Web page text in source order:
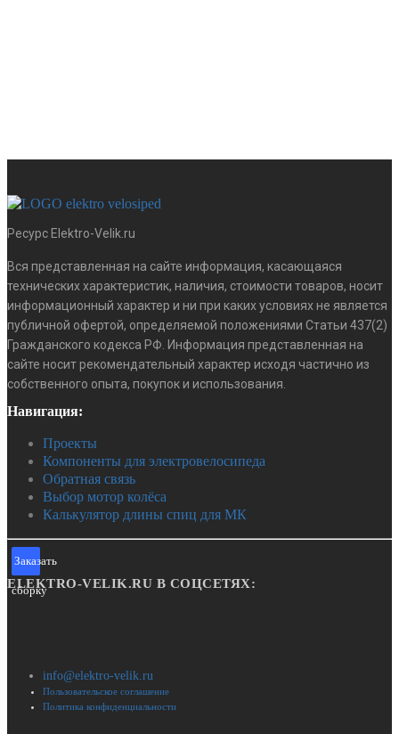
ЗАРЯДНОЕ УСТРОЙСТВО ДЛЯ АКБ LIFEPO4 8S 29,2V
2806
ЗАРЯДНОЕ УСТРОЙСТВО ДЛЯ АКБ LIFEPO4 20S 73V
Ресурс Elektro-Velik.ru
Вся представленная на сайте информация, касающаяся
технических характеристик, наличия, стоимости товаров, носит
информационный характер и ни при каких условиях не является
публичной офертой, определяемой положениями Статьи 437(2)
Гражданского кодекса РФ. Информация представленная на
сайте носит рекомендательный характер исходя частично из
собственного опыта, покупок и использования.
Навигация:
Проекты
Компоненты для электровелосипеда
Обратная связь
Выбор мотор колёса
Калькулятор длины спиц для МК
Заказать
сборку
ELEKTRO-VELIK.RU В СОЦСЕТЯХ:
info@elektro-velik.ru
Пользовательское соглашение
Политика конфиденциальности